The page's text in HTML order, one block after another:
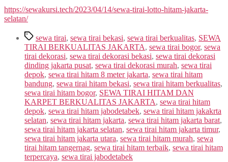
https://sewakursi.tech/2023/04/14/sewa-tirai-lotto-hitam-jakarta-
selatan/
Tagsewa tirai, sewa tirai bekasi, sewa tirai berkualitas, SEWA
TIRAI BERKUALITAS JAKARTA, sewa tirai bogor, sewa
tirai dekorasi, sewa tirai dekorasi bekasi, sewa tirai dekorasi
dinding jakarta pusat, sewa tirai dekorasi murah, sewa tirai
depok, sewa tirai hitam 8 meter jakarta, sewa tirai hitam
bandung, sewa tirai hitam bekasi, sewa tirai hitam berkualitas,
sewa tirai hitam bogor, SEWA TIRAI HITAM DAN
KARPET BERKUALITAS JAKARTA, sewa tirai hitam
depok, sewa tirai hitam jabodetabek, sewa tirai hitam jakakrta
selatan, sewa tirai hitam jakarta, sewa tirai hitam jakarta barat,
sewa tirai hitam jakarta selatan, sewa tirai hitam jakarta timur,
sewa tirai hitam jakarta utara, sewa tirai hitam murah, sewa
tirai hitam tangernag, sewa tirai hitam terbaik, sewa tirai hitam
terpercaya, sewa tirai jabodetabek